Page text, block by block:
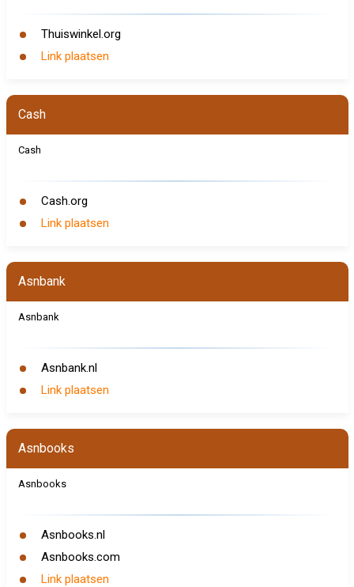
Thuiswinkel.org
Link plaatsen
Cash
Cash
Cash.org
Link plaatsen
Asnbank
Asnbank
Asnbank.nl
Link plaatsen
Asnbooks
Asnbooks
Asnbooks.nl
Asnbooks.com
Link plaatsen